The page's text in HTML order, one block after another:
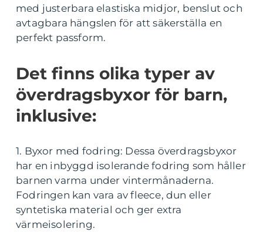
med justerbara elastiska midjor, benslut och
avtagbara hängslen för att säkerställa en
perfekt passform.
Det finns olika typer av
överdragsbyxor för barn,
inklusive:
1. Byxor med fodring: Dessa överdragsbyxor
har en inbyggd isolerande fodring som håller
barnen varma under vintermånaderna.
Fodringen kan vara av fleece, dun eller
syntetiska material och ger extra
värmeisolering.